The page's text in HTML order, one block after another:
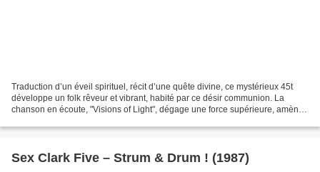
Traduction d’un éveil spirituel, récit d’une quête divine, ce mystérieux 45t
développe un folk rêveur et vibrant, habité par ce désir communion. La
chanson en écoute, "Visions of Light", dégage une force supérieure, amène
Sex Clark Five ‎– Strum & Drum ! (1987)